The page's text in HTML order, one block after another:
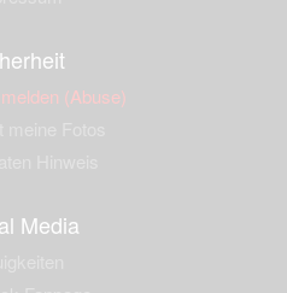
(Abuse)
Media